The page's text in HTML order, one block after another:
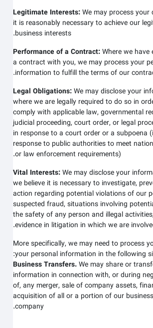
Legitimate Interests:We may process
it is reasonably necessary to achieve our
business interests.
Performance of a Contract:Where we
a contract with you, we may process your
information to fulfill the terms of our
Legal Obligations:We may disclose your
where we are legally required to do so in
comply with applicable law, governmental
judicial proceeding, court order, or legal
in response to a court order or a
response to public authorities to meet
or law enforcement requirements).
Vital Interests:We may disclose your
we believe it is necessary to investigate,
action regarding potential violations of our
suspected fraud, situations involving
the safety of any person and illegal
evidence in litigation in which we are
More specifically, we may need to process
your personal information in the following
Business Transfers.We may share or
information in connection with, or during
of, any merger, sale of company assets,
acquisition of all or a portion of our
company.